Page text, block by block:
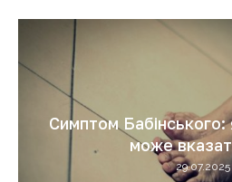
Симптом Бабінського:
може
29.07.2025